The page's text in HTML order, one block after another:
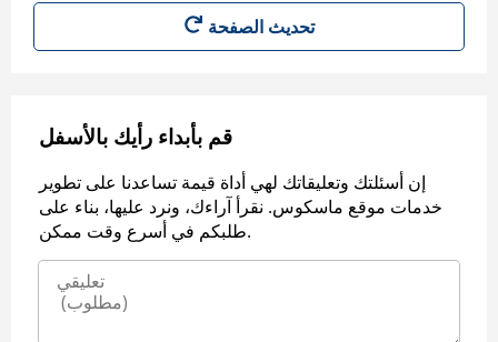
تحديث الصفحة
قم بأبداء رأيك بالأسفل
إن أسئلتك وتعليقاتك لهي أداة قيمة تساعدنا على تطوير
خدمات موقع ماسكوس. نقرأ آراءك، ونرد عليها، بناء على
طلبكم في أسرع وقت ممكن.